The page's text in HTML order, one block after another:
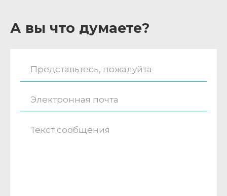
А вы что думаете?